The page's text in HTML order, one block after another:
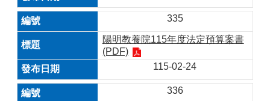
335
陽明教養院115年度法定預算案書
(PDF)
115-02-24
336